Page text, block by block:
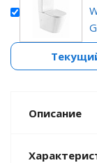
Описание